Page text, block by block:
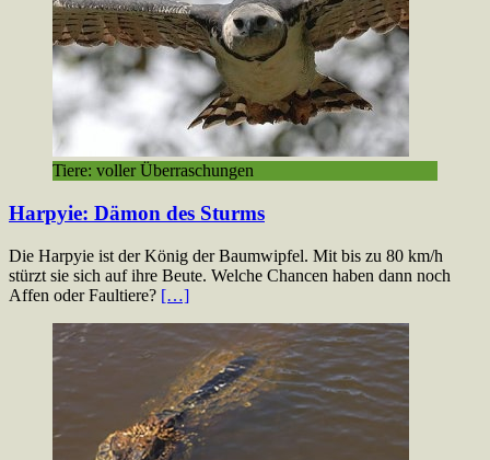
Tiere: voller Überraschungen
Harpyie: Dämon des Sturms
Die Harpyie ist der König der Baumwipfel. Mit bis zu 80 km/h
stürzt sie sich auf ihre Beute. Welche Chancen haben dann noch
Affen oder Faultiere? […]